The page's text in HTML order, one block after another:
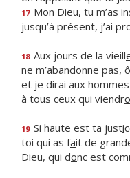
17 Mon Dieu, tu m’as
jusqu’à présent, j’ai
18 Aux jours de la vieill
ne m’abandonne pas,
et je dirai aux
à tous ceux qui viendro
19 Si haute est ta justi
toi qui as fait de
Dieu, qui donc est